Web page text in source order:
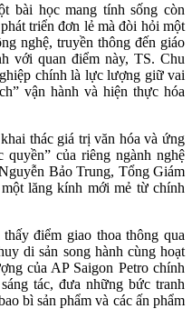
bài học mang tính sống còn
triển đơn lẻ mà đòi hỏi một
nghệ, truyền thông đến giáo
với quan điểm này, TS. Chu
chính là lực lượng giữ vai
vận hành và hiện thực hóa
thác giá trị văn hóa và ứng
quyền” của riêng ngành nghệ
Bảo Trung, Tổng Giám
lăng kính mới mẻ từ chính
điểm giao thoa thông qua
di sản song hành cùng hoạt
của AP Saigon Petro chính
tác, đưa những bức tranh
bì sản phẩm và các ấn phẩm